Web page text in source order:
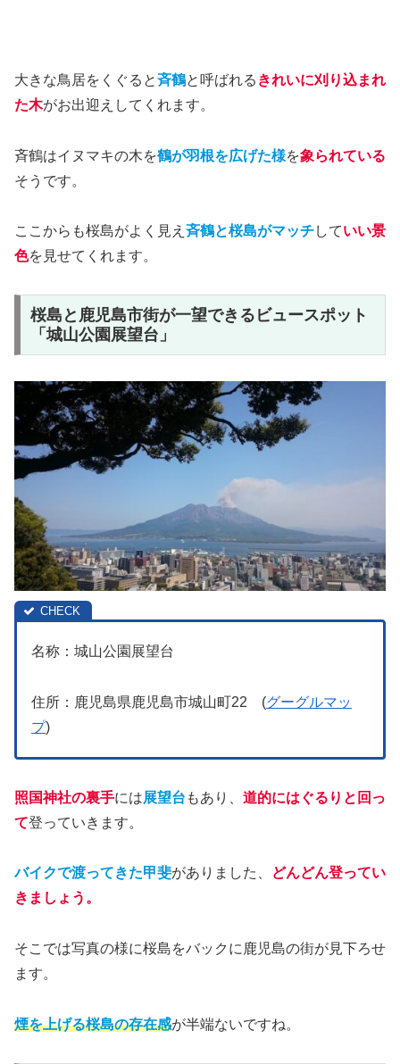
大きな鳥居をくぐると斉鶴と呼ばれる きれいに刈り込まれ
た木がお出迎えしてくれます。
斉鶴はイヌマキの木を鶴が羽根を広げた様を象られている
そうです。
ここからも桜島がよく見え斉鶴と桜島がマッチしていい景
色を見せてくれます。
桜島と鹿児島市街が一望できるビュースポット
「城山公園展望台」
名称：城山公園展望台
住所：鹿児島県鹿児島市城山町22 (グーグルマッ
プ)
照国神社の裏手には展望台 もあり、 道的にはぐるりと回っ
て登っていきます。
バイクで渡ってきた甲斐がありました、
どんどん登ってい
きましょう。
そこでは写真の様に桜島をバックに鹿児島の街が見下ろせ
ます。
煙を上げる桜島の存在感が半端ないですね。